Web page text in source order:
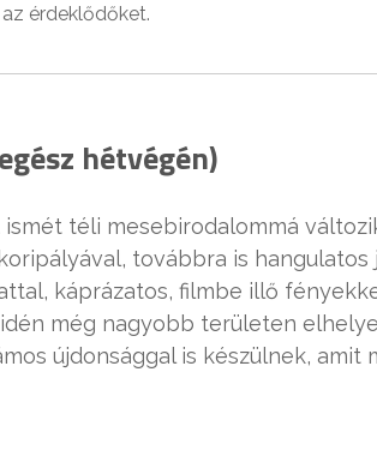
az érdeklődőket.
hétvégén)
ismét téli mesebirodalommá
továbbra is hangulatos
káprázatos, filmbe illő
még nagyobb területen
újdonsággal is készülnek, amit